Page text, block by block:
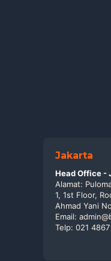
Jakarta
Head Office -
Alamat:
1, 1st Floor,
Ahmad Yani
Email:
Telp: 021